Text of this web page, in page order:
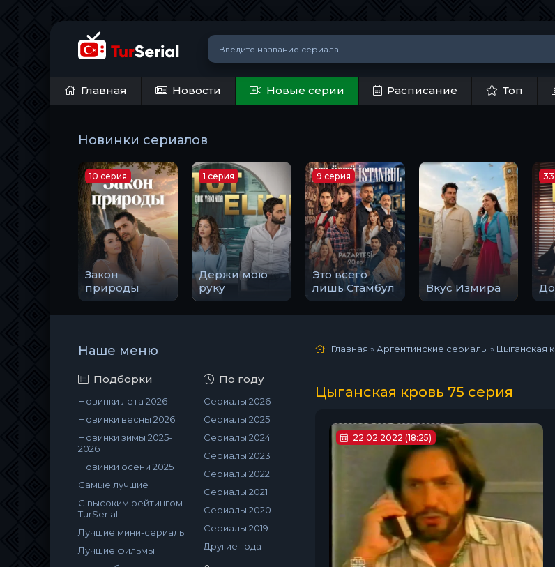
Главная Новости Новые серии Расписание Топ
Новинки сериалов
Закон
природы
10 серия
Держи мою
руку
1 серия
Это всего
лишь Стамбул
9 серия
Вкус Измира
Наше меню
Подборки
Новинки лета 2026
Новинки весны 2026
Новинки зимы 2025-
2026
Новинки осени 2025
Самые лучшие
С высоким рейтингом
TurSerial
Лучшие мини-сериалы
Лучшие фильмы
По году
Сериалы 2026
Сериалы 2025
Сериалы 2024
Сериалы 2023
Сериалы 2022
Сериалы 2021
Сериалы 2020
Сериалы 2019
Другие года
Главная » Аргентинские сериалы » Цыганская
Цыганская кровь 75 серия
22.02.2022 (18:25)